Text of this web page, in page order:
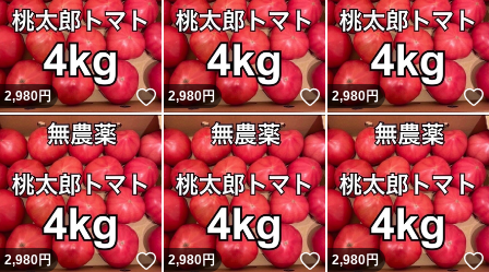
2,980円 いいね！
2,980円 いいね！
2,980円
2,980円 いいね！
2,980円 いいね！
2,980円